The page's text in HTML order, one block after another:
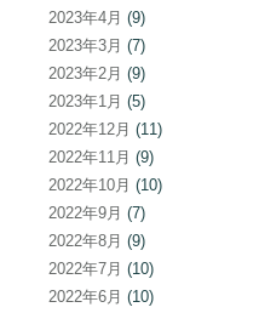
2023年4月 (9)
2023年3月 (7)
2023年2月 (9)
2023年1月 (5)
2022年12月 (11)
2022年11月 (9)
2022年10月 (10)
2022年9月 (7)
2022年8月 (9)
2022年7月 (10)
2022年6月 (10)